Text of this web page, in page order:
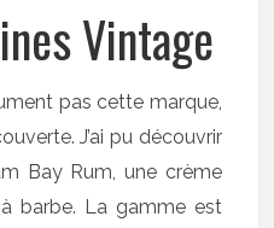
Vintage
pas cette marque,
J’ai pu découvrir
Bay Rum, une crème
barbe. La gamme est